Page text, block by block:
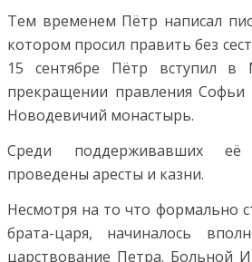
Тем временем Пётр написал
котором просил править без
15 сентябре Пётр вступил в
прекращении правления
Новодевичий монастырь.
Среди поддерживавших
проведены аресты и казни.
Несмотря на то что формально
брата-царя, начиналось
царствование Петра. Больной